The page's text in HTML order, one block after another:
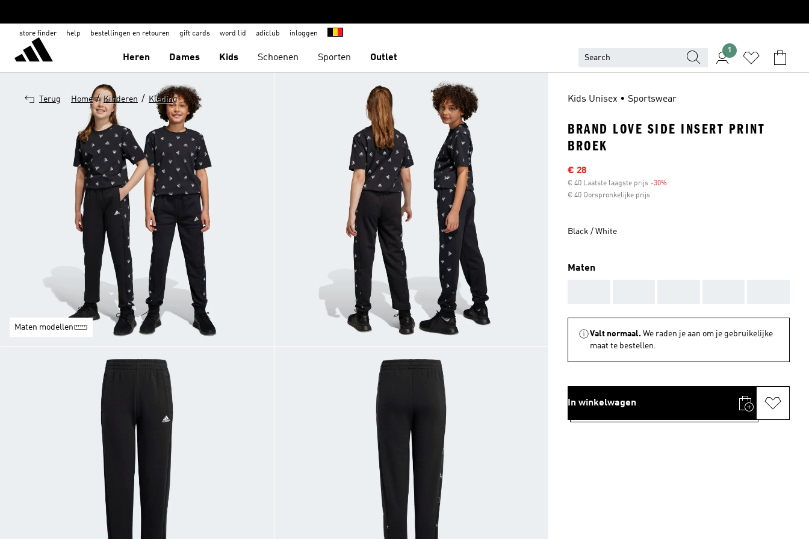
store finder help bestellingen en retouren gift cards word lid adiclub inloggen
Heren Dames Kids Schoenen Sporten Outlet
1
Terug Home / Kinderen / Kleding
Maten modellen
Kids Unisex • Sportswear
BRAND LOVE SIDE INSERT PRINT
BROEK
Sale price
€ 28
€ 40 Laatste laagste prijs -30%
€ 40 Oorspronkelijke prijs
Black / White
Maten
Valt normaal. We raden je aan om je gebruikelijke
maat te bestellen.
In winkelwagen